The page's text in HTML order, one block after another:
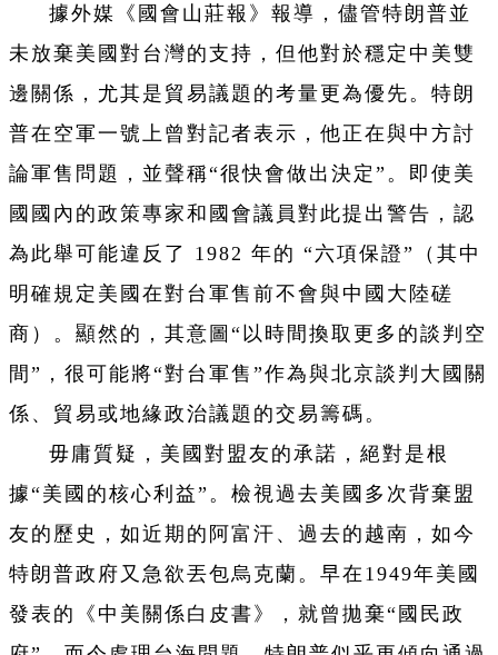
據外媒《國會山莊報》報導，儘管特朗普並
未放棄美國對台灣的支持，但他對於穩定中美雙
邊關係，尤其是貿易議題的考量更為優先。特朗
普在空軍一號上曾對記者表示，他正在與中方討
論軍售問題，並聲稱“很快會做出決定”。即使美
國國內的政策專家和國會議員對此提出警告，認
為此舉可能違反了 1982 年的 “六項保證”（其中
明確規定美國在對台軍售前不會與中國大陸磋
商）。顯然的，其意圖“以時間換取更多的談判空
間”，很可能將“對台軍售”作為與北京談判大國關
係、貿易或地緣政治議題的交易籌碼。
毋庸質疑，美國對盟友的承諾，絕對是根
據“美國的核心利益”。檢視過去美國多次背棄盟
友的歷史，如近期的阿富汗、過去的越南，如今
特朗普政府又急欲丟包烏克蘭。早在1949年美國
發表的《中美關係白皮書》，就曾拋棄“國民政